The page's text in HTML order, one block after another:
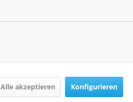
Alle akzeptieren Konfigurieren